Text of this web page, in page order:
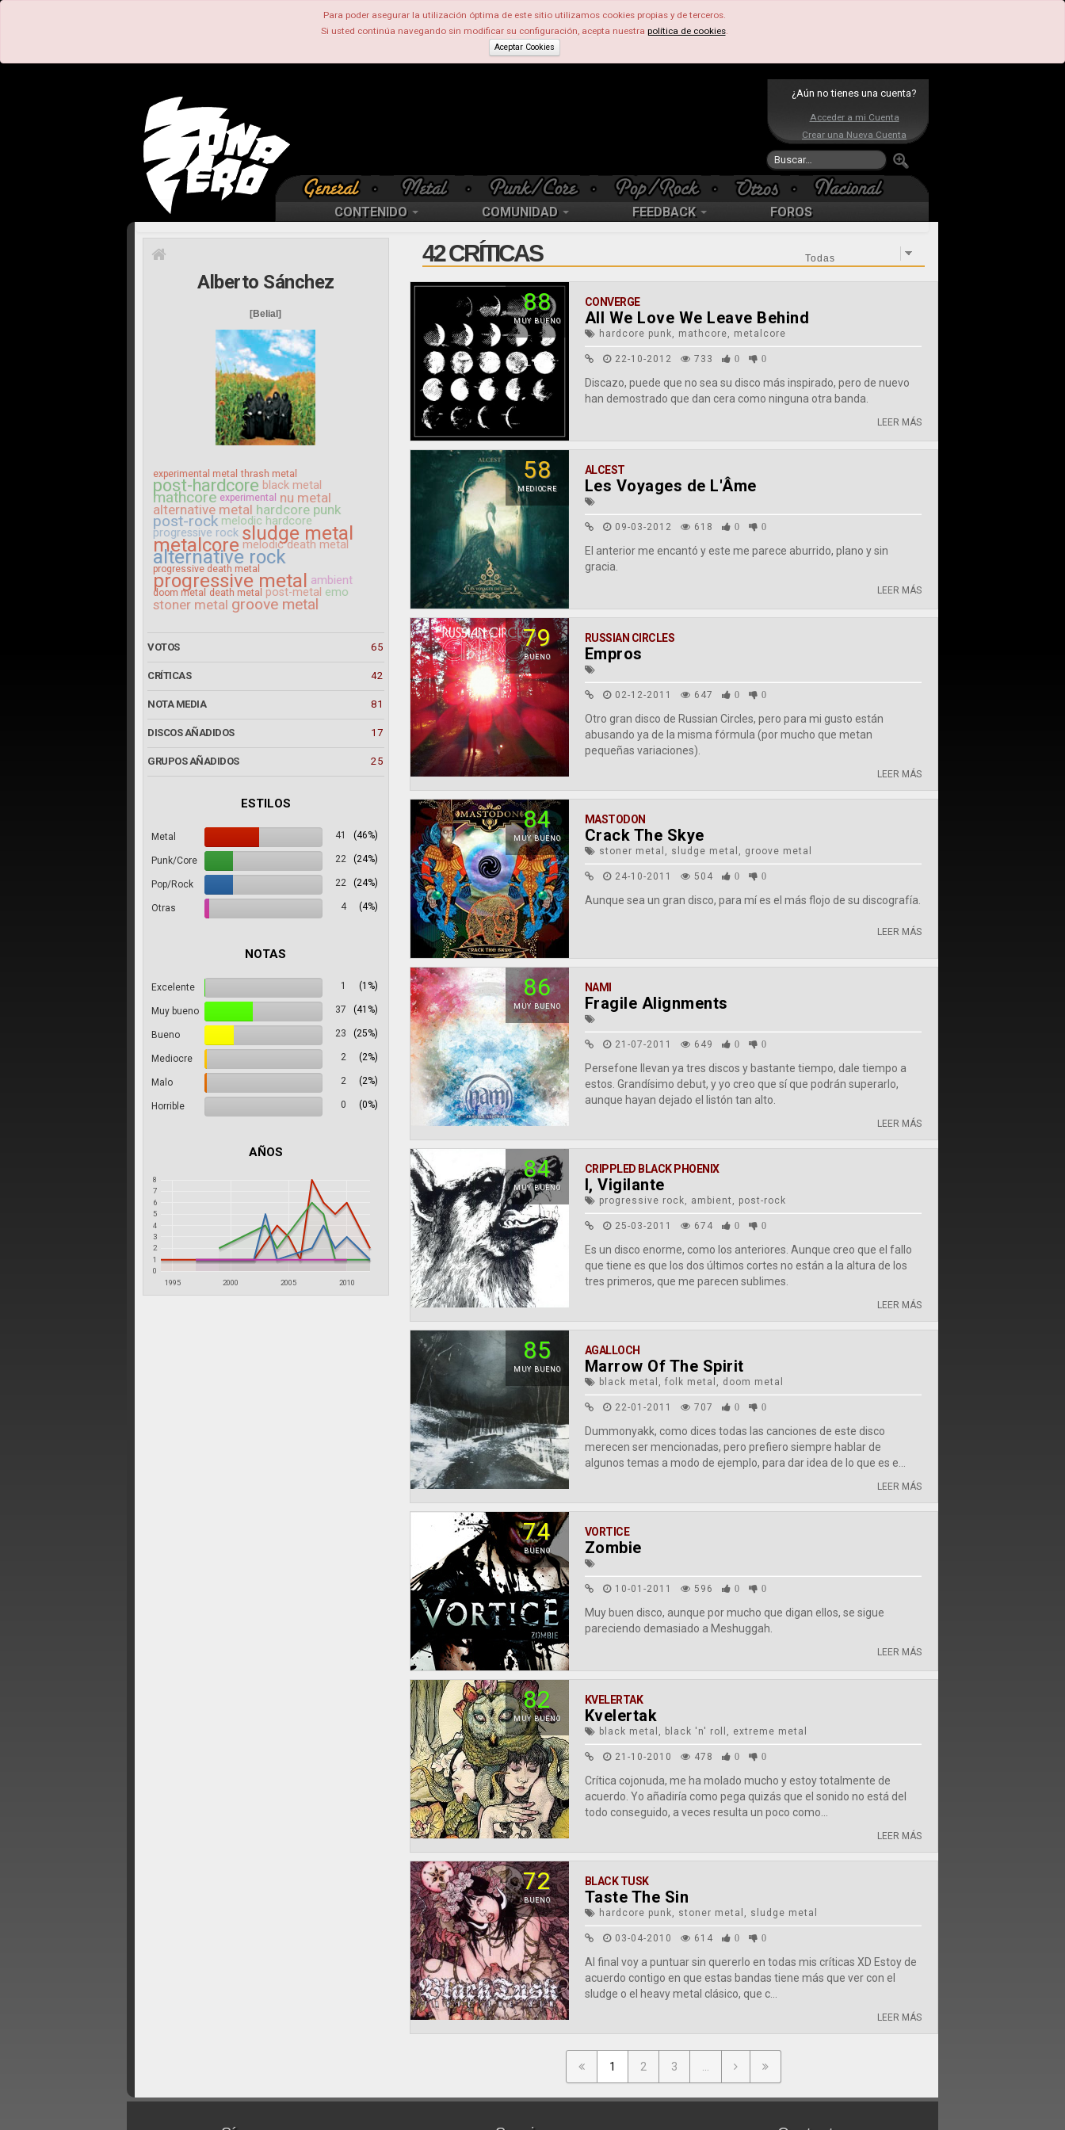
Para poder asegurar la utilización óptima de este sitio utilizamos cookies propias y de terceros.
Si usted continúa navegando sin modificar su configuración, acepta nuestra política de cookies.
Aceptar Cookies
¿Aún no tienes una cuenta?
Acceder a mi Cuenta
Crear una Nueva Cuenta
CONTENIDO COMUNIDAD FEEDBACK FOROS
Alberto Sánchez
[Belial]
experimental metal thrash metal
post-hardcore black metal
mathcore experimental nu metal
alternative metal hardcore punk
post-rock melodic hardcore
progressive rock sludge metal
metalcore melodic death metal
alternative rock
progressive death metal
progressive metal ambient
doom metal death metal post-metal emo
stoner metal groove metal
VOTOS 65
CRÍTICAS 42
NOTA MEDIA 81
DISCOS AÑADIDOS 17
GRUPOS AÑADIDOS 25
ESTILOS
Metal 41 (46%)
Punk/Core 22 (24%)
Pop/Rock 22 (24%)
Otras 4 (4%)
NOTAS
Excelente 1 (1%)
Muy bueno 37 (41%)
Bueno 23 (25%)
Mediocre 2 (2%)
Malo 2 (2%)
Horrible 0 (0%)
AÑOS
1995 2000 2005 2010
0
1
2
3
4
5
6
7
8
42 CRÍTICAS
88
MUY BUENO
CONVERGE
All We Love We Leave Behind
hardcore punk, mathcore, metalcore
22-10-2012 733 0 0
Discazo, puede que no sea su disco más inspirado, pero de nuevo
han demostrado que dan cera como ninguna otra banda.
LEER MÁS
58
MEDIOCRE
ALCEST
Les Voyages de L'Âme
09-03-2012 618 0 0
El anterior me encantó y este me parece aburrido, plano y sin
gracia.
LEER MÁS
79
BUENO
RUSSIAN CIRCLES
Empros
02-12-2011 647 0 0
Otro gran disco de Russian Circles, pero para mi gusto están
abusando ya de la misma fórmula (por mucho que metan
pequeñas variaciones).
LEER MÁS
84
MUY BUENO
MASTODON
Crack The Skye
stoner metal, sludge metal, groove metal
24-10-2011 504 0 0
Aunque sea un gran disco, para mí es el más flojo de su discografía.
LEER MÁS
86
MUY BUENO
NAMI
Fragile Alignments
21-07-2011 649 0 0
Persefone llevan ya tres discos y bastante tiempo, dale tiempo a
estos. Grandísimo debut, y yo creo que sí que podrán superarlo,
aunque hayan dejado el listón tan alto.
LEER MÁS
84
MUY BUENO
CRIPPLED BLACK PHOENIX
I, Vigilante
progressive rock, ambient, post-rock
25-03-2011 674 0 0
Es un disco enorme, como los anteriores. Aunque creo que el fallo
que tiene es que los dos últimos cortes no están a la altura de los
tres primeros, que me parecen sublimes.
LEER MÁS
85
MUY BUENO
AGALLOCH
Marrow Of The Spirit
black metal, folk metal, doom metal
22-01-2011 707 0 0
Dummonyakk, como dices todas las canciones de este disco
merecen ser mencionadas, pero prefiero siempre hablar de
algunos temas a modo de ejemplo, para dar idea de lo que es e...
LEER MÁS
74
BUENO
VORTICE
Zombie
10-01-2011 596 0 0
Muy buen disco, aunque por mucho que digan ellos, se sigue
pareciendo demasiado a Meshuggah.
LEER MÁS
82
MUY BUENO
KVELERTAK
Kvelertak
black metal, black 'n' roll, extreme metal
21-10-2010 478 0 0
Crítica cojonuda, me ha molado mucho y estoy totalmente de
acuerdo. Yo añadiría como pega quizás que el sonido no está del
todo conseguido, a veces resulta un poco como...
LEER MÁS
72
BUENO
BLACK TUSK
Taste The Sin
hardcore punk, stoner metal, sludge metal
03-04-2010 614 0 0
Al final voy a puntuar sin quererlo en todas mis críticas XD Estoy de
acuerdo contigo en que estas bandas tiene más que ver con el
sludge o el heavy metal clásico, que c...
LEER MÁS
1 2 3